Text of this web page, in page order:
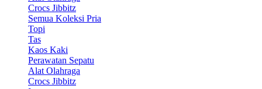
Crocs Jibbitz
Semua Koleksi Pria
Topi
Tas
Kaos Kaki
Perawatan Sepatu
Alat Olahraga
Crocs Jibbitz